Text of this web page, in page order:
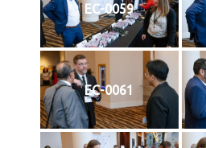
EC-0059
EC-0061